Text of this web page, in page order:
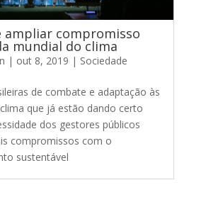
ampliar compromisso
mundial do clima
| out 8, 2019 | Sociedade
de combate e adaptação às
que já estão dando certo
dos gestores públicos
compromissos com o
sustentável